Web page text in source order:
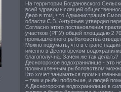
На территории Богдановского
всей здравомыслящей
Дело в том, что Администрация
области С.В. Антуфьев утвердил
Согласно этого постановления
участков (РПУ) общей площадью 2
промышленного рыболовства
Можно подумать, что в стране
именно в Десногорском
благополучна. Зачем же так делать?
Десногорское водохранилище - это
промышленным рыболовством
Кто хочет заниматься
– там и рыбы побольше, и людей
А Десногорское водохранилище в